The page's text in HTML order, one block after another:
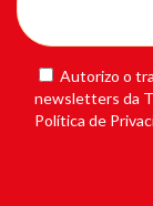
Autorizo o
newsletters da
Política de